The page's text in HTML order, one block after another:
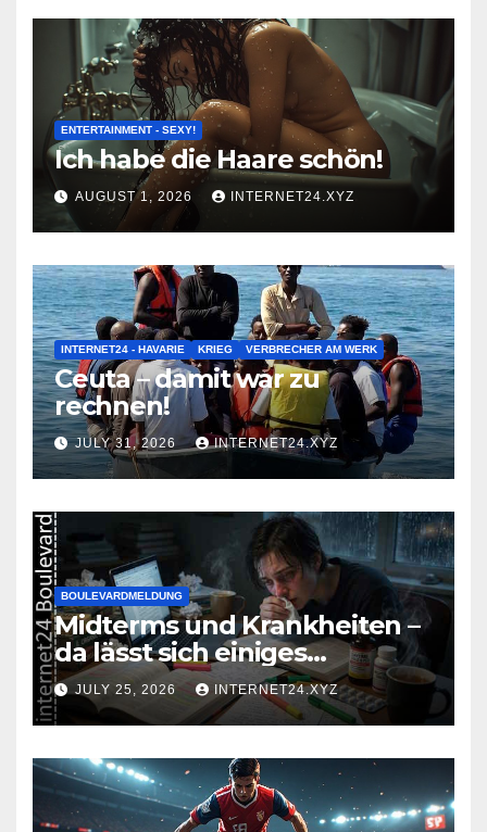
ENTERTAINMENT - SEXY!
Ich habe die Haare schön!
AUGUST 1, 2026 INTERNET24.XYZ
INTERNET24 - HAVARIE KRIEG VERBRECHER AM WERK
Ceuta – damit war zu
rechnen!
JULY 31, 2026 INTERNET24.XYZ
BOULEVARDMELDUNG
Midterms und Krankheiten –
da lässt sich einiges
zusammenbrauen!
JULY 25, 2026 INTERNET24.XYZ